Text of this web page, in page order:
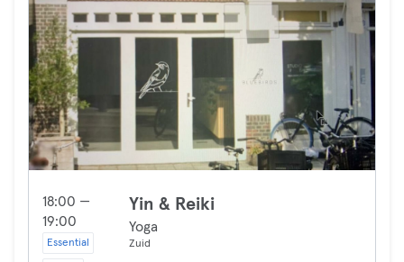
18:00 —
19:00
Essential
Yin & Reiki
Yoga
Zuid